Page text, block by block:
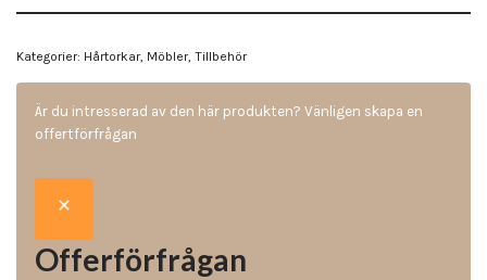
Kategorier: Hårtorkar, Möbler, Tillbehör
Är du intresserad av den här produkten? Vänligen skapa en
offertförfrågan
Offerförfrågan